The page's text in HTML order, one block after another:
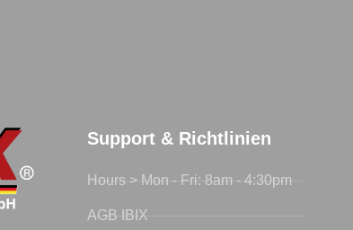
Support & Richtlinien
Hours > Mon - Fri: 8am - 4:30pm
AGB IBIX